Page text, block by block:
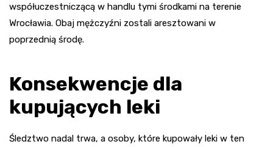
współuczestniczącą w handlu tymi środkami na terenie
Wrocławia. Obaj mężczyźni zostali aresztowani w
poprzednią środę.
Konsekwencje dla
kupujących leki
Śledztwo nadal trwa, a osoby, które kupowały leki w ten